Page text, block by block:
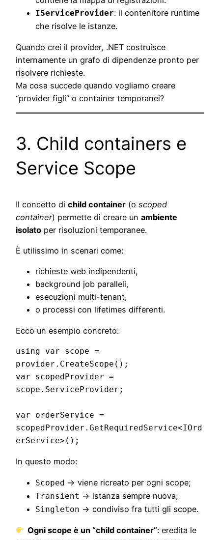
IServiceProvider: il contenitore runtime
che risolve le istanze.
Quando crei il provider, .NET costruisce
internamente un grafo di dipendenze pronto per
risolvere richieste.
Ma cosa succede quando vogliamo creare
“provider figli” o container temporanei?
3. Child containers e
Service Scope
Il concetto di child container (o scoped
container) permette di creare un ambiente
isolato per risoluzioni temporanee.
È utilissimo in scenari come:
richieste web indipendenti,
background job paralleli,
esecuzioni multi-tenant,
o processi con lifetimes differenti.
Ecco un esempio concreto:
using var scope =
provider.CreateScope();
var scopedProvider =
scope.ServiceProvider;
var orderService =
scopedProvider.GetRequiredService<IOrd
In questo modo:
Scoped → viene ricreato per ogni scope;
Transient → istanza sempre nuova;
Singleton → condiviso fra tutti gli scope.
Ogni scope è un “child container”: eredita le